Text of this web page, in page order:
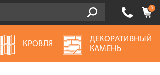
0
КРОВЛЯ
ДЕКОРАТИВНЫЙ
КАМЕНЬ